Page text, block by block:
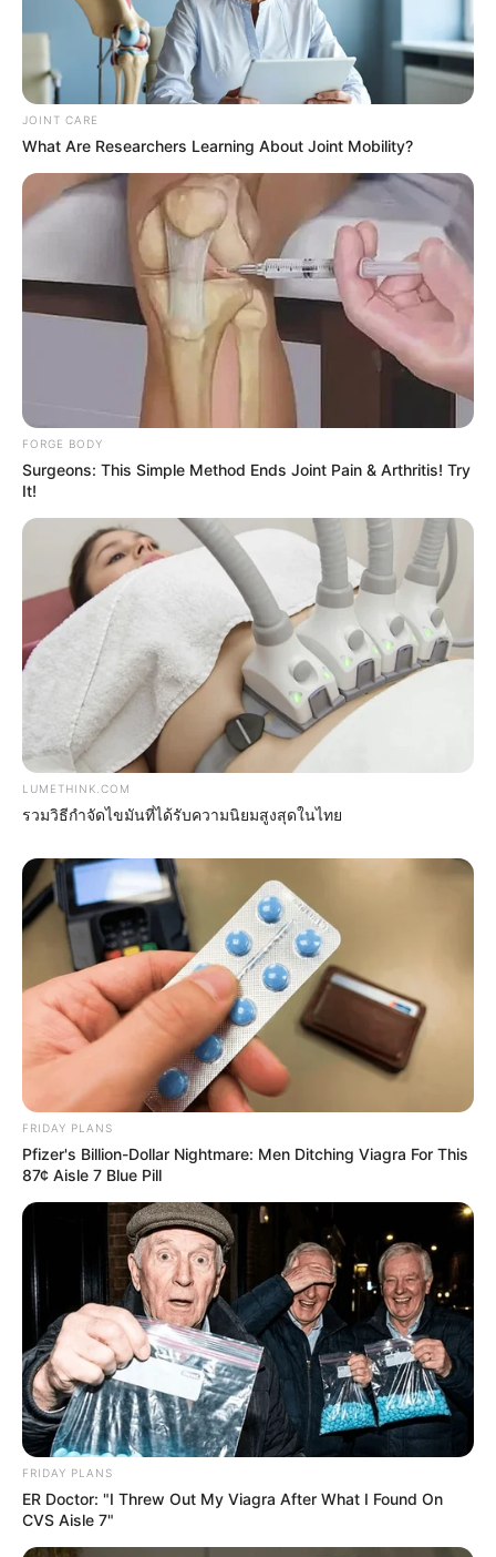
They Laughed At Her Curves—Now She's A
Modeling Sensation
BRAINBERRIES
The 90s Was A Fantastic Decade For Fans Of
Action Movies
BRAINBERRIES
Keep Forgetting Names And Where You Put
Looking For Extra Income Online?
Walgreens Nightmare Comes True: Men Ditching
Viagra For This 87¢ Generic Aisle 7 Hack
JOINT CARE
What Are Researchers Learning About Joint Mobility?
FORGE BODY
Surgeons: This Simple Method Ends Joint Pain & Arthritis! Try
It!
LUMETHINK.COM
รวมวิธีกำจัดไขมันที่ได้รับความนิยมสูงสุดในไทย
FRIDAY PLANS
Pfizer's Billion-Dollar Nightmare: Men Ditching Viagra For This
87¢ Aisle 7 Blue Pill
FRIDAY PLANS
ER Doctor: "I Threw Out My Viagra After What I Found On
CVS Aisle 7"